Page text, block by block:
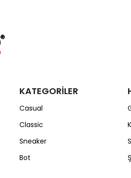
KATEGORİLER
Casual
Classic
Sneaker
Bot